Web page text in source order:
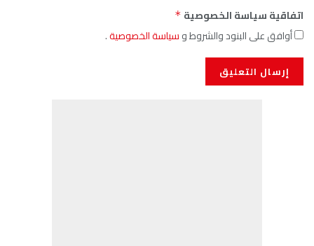
اتفاقية سياسة الخصوصية *
أوافق على البنود والشروط وسياسة الخصوصية.